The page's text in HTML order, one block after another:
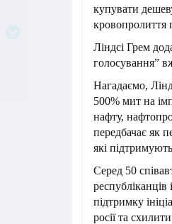
купувати
кровопролиття
Ліндсі Грем
голосування”
Нагадаємо,
500% мит на
нафту,
передбачає як
які
Серед 50
підтримку
росії та